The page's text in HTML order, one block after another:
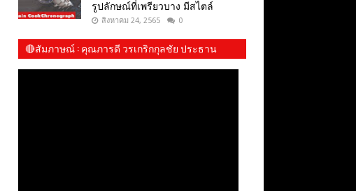
รูปลักษณ์ที่เพรียวบาง มีสไตล์
สิงหาคม 24, 2565 0
🔴สัมภาษณ์​ : คุณภารดี วรเกริกกุลชัย ประธาน
ชมรม พสบ.ทบ. และ​ น้องปันปัน